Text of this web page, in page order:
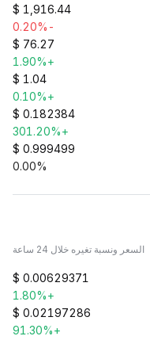
$ 1,916.44
-0.20%
$ 76.27
+1.90%
$ 1.04
+0.10%
$ 0.182384
+301.20%
$ 0.999499
0.00%
السعر ونسبة تغيره خلال 24 ساعة
$ 0.00629371
+1.80%
$ 0.02197286
+91.30%